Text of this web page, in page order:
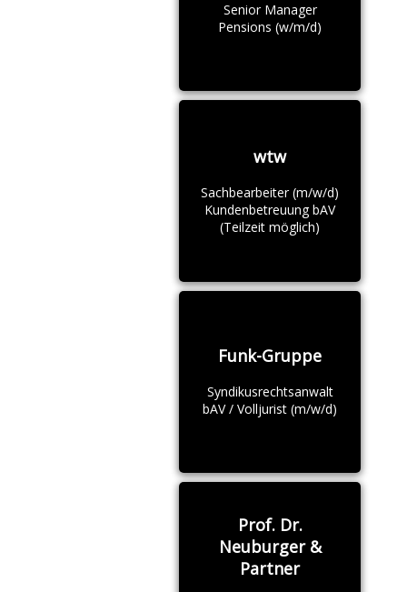
Senior Manager
Pensions (w/m/d)
wtw
Sachbearbeiter (m/w/d)
Kundenbetreuung bAV
(Teilzeit möglich)
Funk-Gruppe
Syndikusrechtsanwalt
bAV / Volljurist (m/w/d)
Prof. Dr.
Neuburger &
Partner